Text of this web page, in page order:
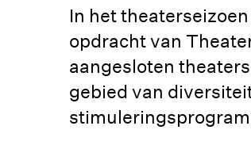
In het
opdracht van
aangesloten
gebied van